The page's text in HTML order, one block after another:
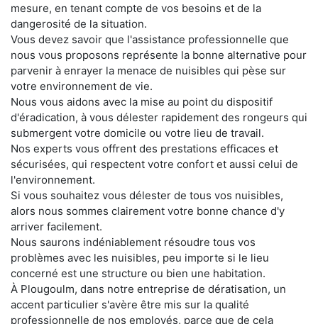
mesure, en tenant compte de vos besoins et de la
dangerosité de la situation.
Vous devez savoir que l'assistance professionnelle que
nous vous proposons représente la bonne alternative pour
parvenir à enrayer la menace de nuisibles qui pèse sur
votre environnement de vie.
Nous vous aidons avec la mise au point du dispositif
d'éradication, à vous délester rapidement des rongeurs qui
submergent votre domicile ou votre lieu de travail.
Nos experts vous offrent des prestations efficaces et
sécurisées, qui respectent votre confort et aussi celui de
l'environnement.
Si vous souhaitez vous délester de tous vos nuisibles,
alors nous sommes clairement votre bonne chance d'y
arriver facilement.
Nous saurons indéniablement résoudre tous vos
problèmes avec les nuisibles, peu importe si le lieu
concerné est une structure ou bien une habitation.
À Plougoulm, dans notre entreprise de dératisation, un
accent particulier s'avère être mis sur la qualité
professionnelle de nos employés, parce que de cela